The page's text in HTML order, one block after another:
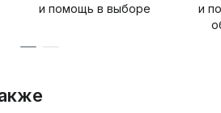
и помощь в выборе
и